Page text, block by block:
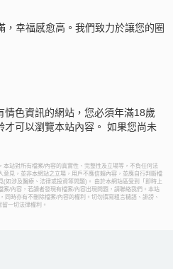
，幸福感愈高。我們致力於讓您的圈
情色資訊的網站，您必須年滿18歲
才可以瀏覽本站內容。 如果您尚未
站對所有檔案/內容的真實性、完整性及立場等，不負任何法
見，並非本網站之立場，用戶不應信賴內容，並應自行判斷檔
如涉及醫療、法律或投資等問題)。 由於本網站區受到「即時上
/內容，若讀者發現有檔案/內容出現問題，請聯絡我們。本站
同時亦有不刪除檔案/內容的權利。切勿撰寫粗言穢語、誹謗、
一切法律權利。